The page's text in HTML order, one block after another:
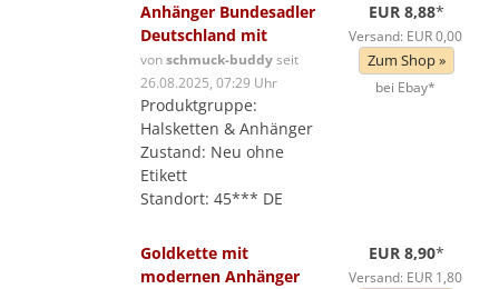
Anhänger Bundesadler
Deutschland mit
vonschmuck-buddyseit
26.08.2025, 07:29 Uhr
Produktgruppe:
Halsketten & Anhänger
Zustand: Neu ohne
Etikett
Standort: 45*** DE
EUR 8,88*
Versand: EUR 0,00
Zum Shop »
bei Ebay*
Goldkette mit
modernen Anhänger
EUR 8,90*
Versand: EUR 1,80